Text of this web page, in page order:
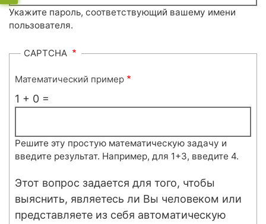
Укажите пароль, соответствующий вашему имени
пользователя.
CAPTCHA
Математический пример
1 + 0 =
Решите эту простую математическую задачу и
введите результат. Например, для 1+3, введите 4.
Этот вопрос задается для того, чтобы
выяснить, являетесь ли Вы человеком или
представляете из себя автоматическую